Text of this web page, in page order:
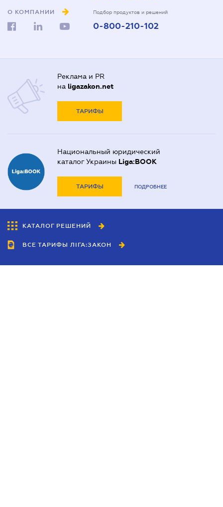
О КОМПАНИИ Подбор продуктов и решений
0-800-210-102
Реклама и PR
на ligazakon.net
ТАРИФЫ
Национальный юридический
каталог Украины Liga:BOOK
ТАРИФЫ ПОДРОБНЕЕ
КАТАЛОГ РЕШЕНИЙ
ВСЕ ТАРИФЫ ЛІГА:ЗАКОН